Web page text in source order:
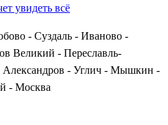
как классический тур
Дивеевский
), историческийСмоленск
на 2–3 дня идеальны для
увидеть всё
- Суздаль - Иваново -
Великий - Переславль-
Александров - Углич - Мышкин -
- Москва